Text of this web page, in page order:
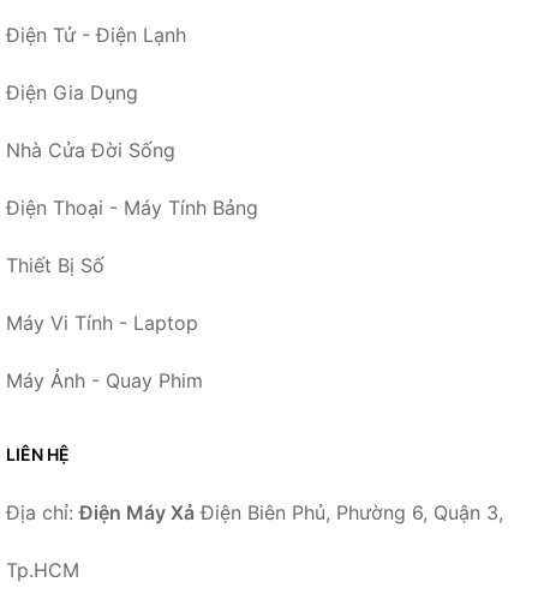
Điện Tử - Điện Lạnh
Điện Gia Dụng
Nhà Cửa Đời Sống
Điện Thoại - Máy Tính Bảng
Thiết Bị Số
Máy Vi Tính - Laptop
Máy Ảnh - Quay Phim
LIÊN HỆ
Địa chỉ:Điện Máy Xả Điện Biên Phủ, Phường 6, Quận 3,
Tp.HCM